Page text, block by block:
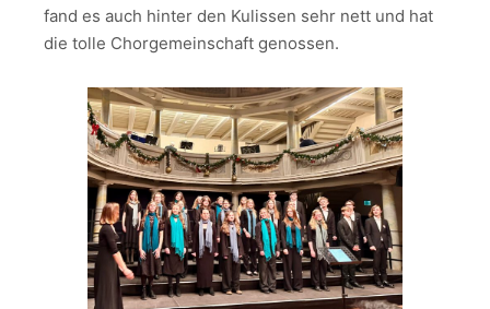
fand es auch hinter den Kulissen sehr nett und hat
die tolle Chorgemeinschaft genossen.